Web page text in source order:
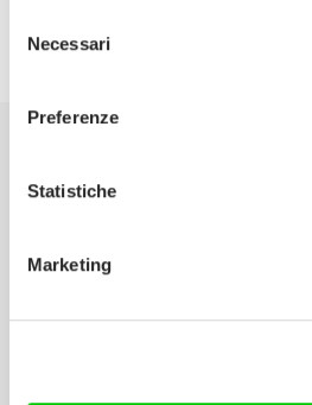
delNecessari
Preferenze
Statistiche
Marketing
Via Emilia Pavese, 10
Giovanni (Piacenza) Italia